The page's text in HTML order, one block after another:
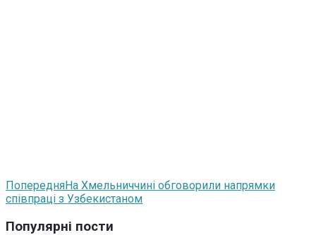
ПопередняНа Хмельниччині обговорили напрямки
співпраці з Узбекистаном
Популярні пости